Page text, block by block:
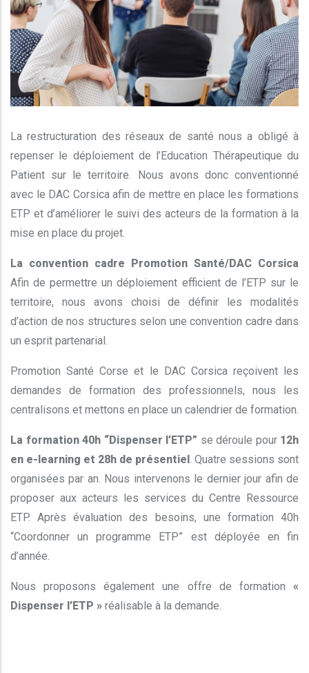
La restructuration des réseaux de santé nous a obligé à
repenser le déploiement de l’Education Thérapeutique du
Patient sur le territoire. Nous avons donc conventionné
avec le DAC Corsica afin de mettre en place les formations
ETP et d’améliorer le suivi des acteurs de la formation à la
mise en place du projet.
La convention cadre Promotion Santé/DAC Corsica
Afin de permettre un déploiement efficient de l’ETP sur le
territoire, nous avons choisi de définir les modalités
d’action de nos structures selon une convention cadre dans
un esprit partenarial.
Promotion Santé Corse et le DAC Corsica reçoivent les
demandes de formation des professionnels, nous les
centralisons et mettons en place un calendrier de formation.
La formation 40h “Dispenser l’ETP” se déroule pour12h
en e-learning et 28h de présentiel . Quatre sessions sont
organisées par an. Nous intervenons le dernier jour afin de
proposer aux acteurs les services du Centre Ressource
ETP. Après évaluation des besoins, une formation 40h
“Coordonner un programme ETP” est déployée en fin
d’année.
Nous proposons également une offre de formation «
Dispenser l’ETP » réalisable à la demande.